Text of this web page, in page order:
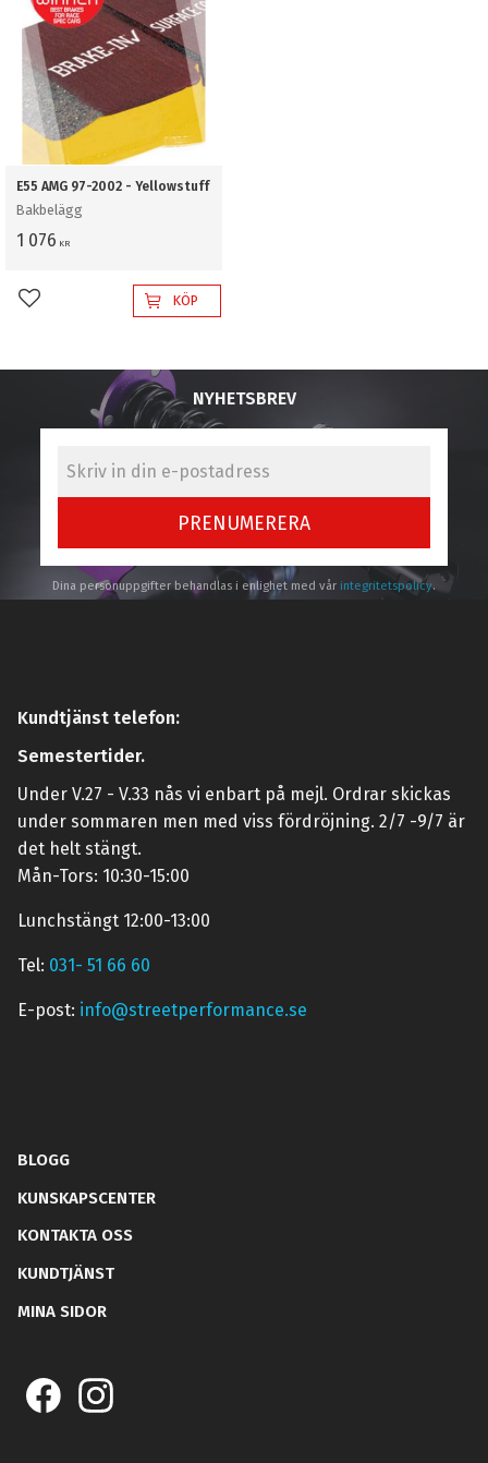
E55 AMG 97-2002 - Yellowstuff
Bakbelägg
1 076 KR
Lägg till i favoriterKÖP
NYHETSBREV
PRENUMERERA
Dina personuppgifter behandlas i enlighet med vår integritetspolicy.
Kundtjänst telefon:
Semestertider.
Under V.27 - V.33 nås vi enbart på mejl. Ordrar skickas
under sommaren men med viss fördröjning. 2/7 -9/7 är
det helt stängt.
Mån-Tors: 10:30-15:00
Lunchstängt 12:00-13:00
Tel: 031- 51 66 60
E-post: info@streetperformance.se
BLOGG
KUNSKAPSCENTER
KONTAKTA OSS
KUNDTJÄNST
MINA SIDOR